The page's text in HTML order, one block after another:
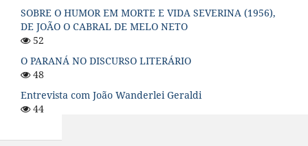
SOBRE O HUMOR EM MORTE E VIDA SEVERINA (1956),
DE JOÃO O CABRAL DE MELO NETO
52
O PARANÁ NO DISCURSO LITERÁRIO
48
Entrevista com João Wanderlei Geraldi
44